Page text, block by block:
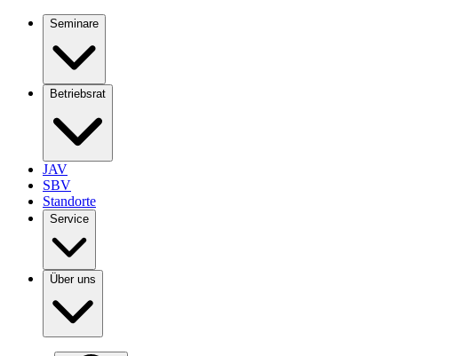
Seminare
Betriebsrat
JAV
SBV
Standorte
Service
Über uns